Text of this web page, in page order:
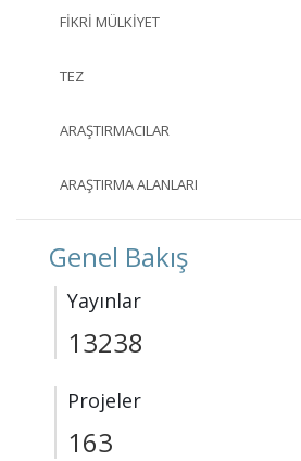
FIKRI MÜLKIYET
TEZ
ARAŞTIRMACILAR
ARAŞTIRMA ALANLARI
Genel Bakış
Yayınlar
13238
Projeler
163